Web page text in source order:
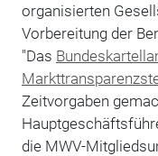
organisierten
Vorbereitung der
"Das
Zeitvorgaben
die MWV-